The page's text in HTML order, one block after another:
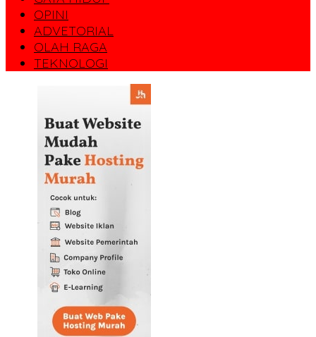
OPINI
ADVETORIAL
OLAH RAGA
TEKNOLOGI